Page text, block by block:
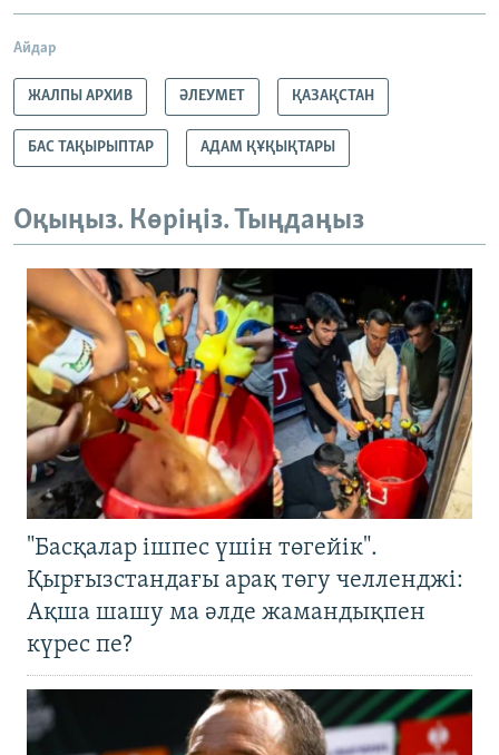
Айдар
ЖАЛПЫ АРХИВ ӘЛЕУМЕТ ҚАЗАҚСТАН
БАС ТАҚЫРЫПТАР АДАМ ҚҰҚЫҚТАРЫ
Оқыңыз. Көріңіз. Тыңдаңыз
"Басқалар ішпес үшін төгейік".
Қырғызстандағы арақ төгу челленджі:
Ақша шашу ма әлде жамандықпен
күрес пе?